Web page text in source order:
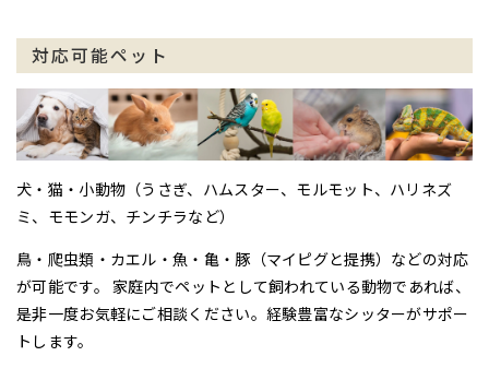
対応可能ペット
犬・猫・小動物（うさぎ、ハムスター、モルモット、ハリネズ
ミ、モモンガ、チンチラなど）
鳥・爬虫類・カエル・魚・亀・豚（マイピグと提携）などの対応
が可能です。 家庭内でペットとして飼われている動物であれば、
是非一度お気軽にご相談ください。経験豊富なシッターがサポー
トします。